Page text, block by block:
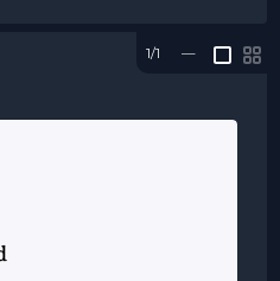
1/1 —